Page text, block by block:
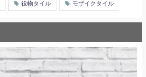
役物タイル モザイクタイル